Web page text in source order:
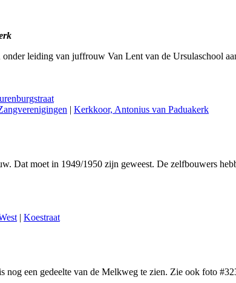
leiding van juffrouw Van Lent van de Ursulaschool
| Kerkkoor, Antonius van Paduakerk
Dat moet in 1949/1950 zijn geweest. De zelfbouwers
| Koestraat
nog een gedeelte van de Melkweg te zien. Zie ook foto